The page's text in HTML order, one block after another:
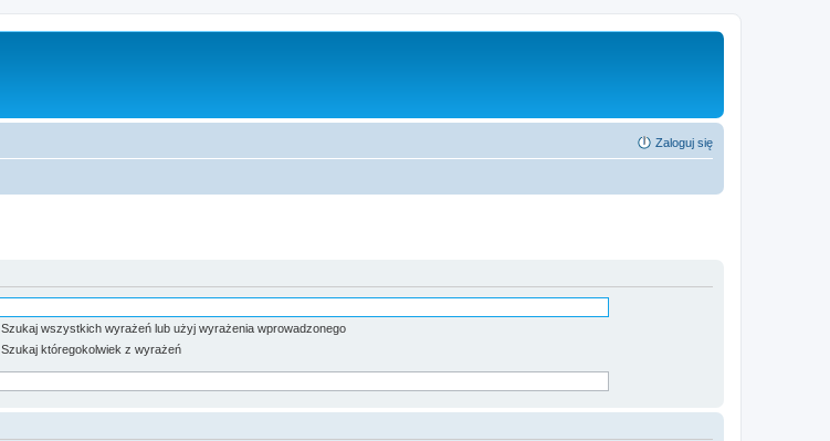
Zaloguj się
Szukaj wszystkich wyrażeń lub użyj wyrażenia wprowadzonego
Szukaj któregokolwiek z wyrażeń